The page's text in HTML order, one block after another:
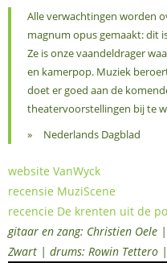
Alle verwachtingen worden
magnum opus gemaakt: dit
Ze is onze vaandeldrager
en kamerpop. Muziek
doet er goed aan de
theatervoorstellingen bij te
Nederlands Dagblad
website VanWyck
recensie MuziScene
recencie De krenten uit de
gitaar en zang: Christien Oele
Zwart | drums: Rowin Tettero